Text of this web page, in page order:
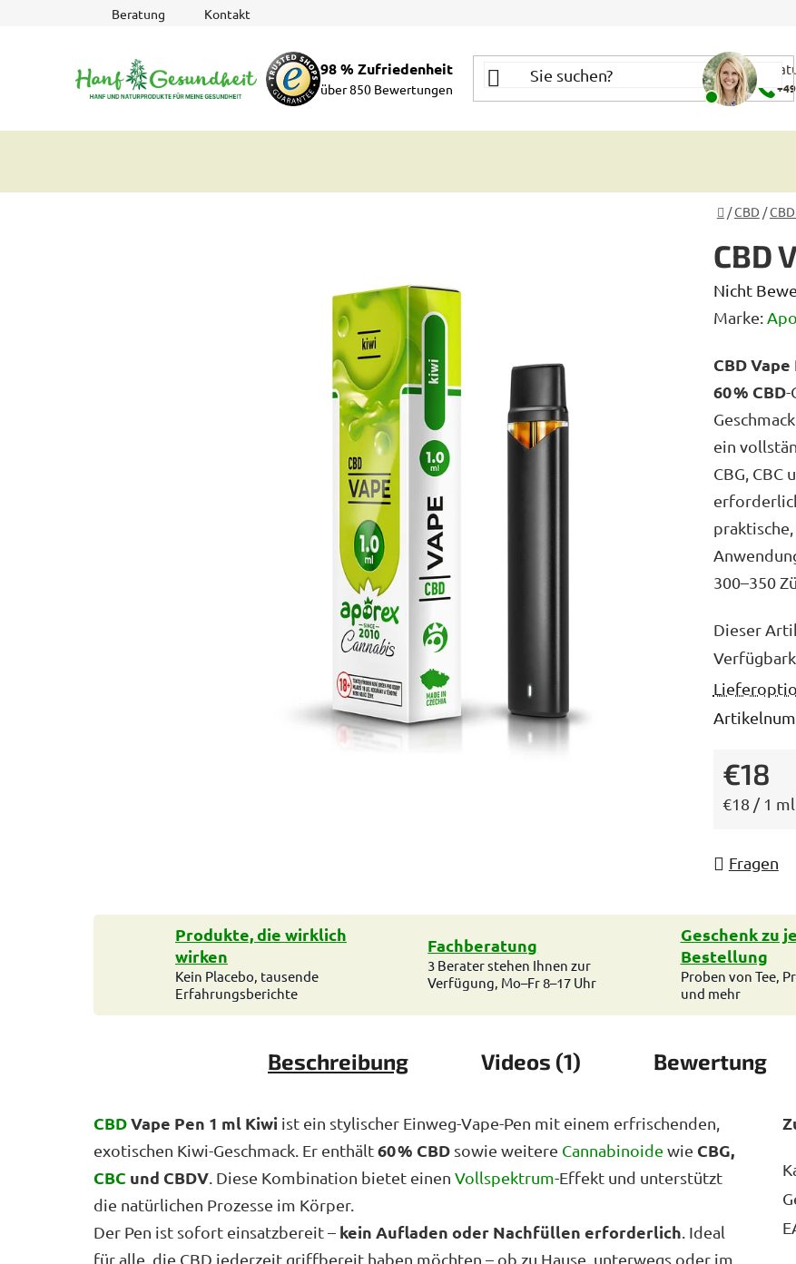
Beratung Kontakt
98 % Zufriedenheit
über 850 Bewertungen
Startseite
/CBD /
CBD
Die
ist
0,0
von
5
Sternen.
Nicht
Marke:
CBD
60 % CBD-
ein
CBG, CBC
300–350
Dieser
€18
€18 / 1 ml
Fragen
Produkte, die wirklich
wirken
Kein Placebo, tausende
Erfahrungsberichte
Fachberatung
3 Berater stehen Ihnen zur
Verfügung, Mo–Fr 8–17 Uhr
Geschenk zu
Bestellung
Proben von Tee,
und mehr
Beschreibung Videos (1) Bewertung
CBDVape Pen 1 ml Kiwi ist ein stylischer Einweg-Vape-Pen mit einem erfrischenden,
exotischen Kiwi-Geschmack. Er enthält60 % CBD sowie weitere Cannabinoide wie CBG,
CBC und CBDV . Diese Kombination bietet einen Vollspektrum-Effekt und unterstützt
die natürlichen Prozesse im Körper.
Der Pen ist sofort einsatzbereit – kein Aufladen oder Nachfüllen erforderlich . Ideal
für alle, die CBD jederzeit griffbereit haben möchten – ob zu Hause, unterwegs oder im